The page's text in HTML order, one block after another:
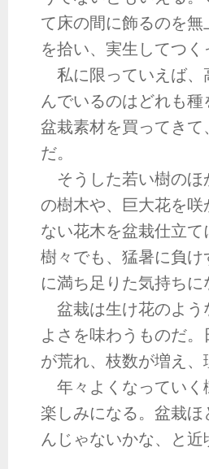
て床の間に飾るのを
を拾い、実生してつ
私に限っていえば、
んでいるのはどれも
盆栽素材を買ってき
だ。
そうした若い樹のほ
の樹木や、巨大花を
ない花木を盆栽仕立
樹々でも、猛暑に負
に満ち足りた気持ちに
盆栽は生け花のよう
よさを味わうものだ
が荒れ、枝数が増え
年々よくなっていく
楽しみになる。盆栽
んじゃないかな、と近